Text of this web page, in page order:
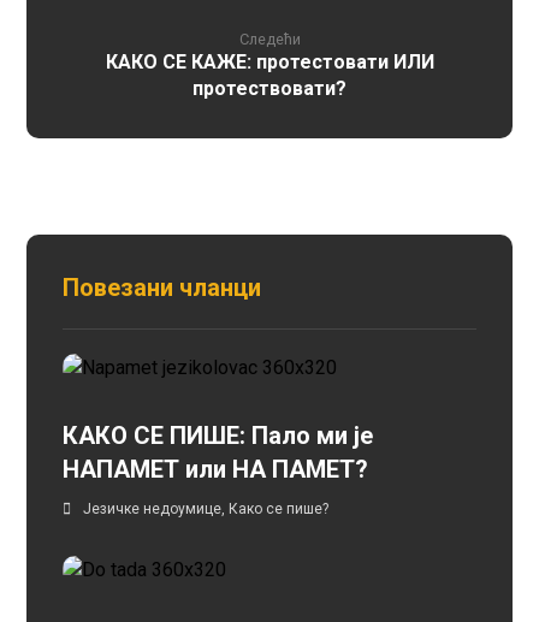
Следећи
КАКО СЕ КАЖЕ: протестовати ИЛИ
протествовати?
Повезани чланци
КАКО СЕ ПИШЕ: Пало ми је
НАПАМЕТ или НА ПАМЕТ?
Језичке недоумице, Како се пише?